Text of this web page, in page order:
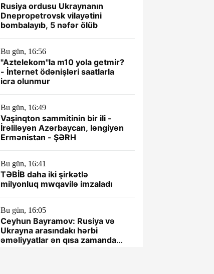
Rusiya ordusu Ukraynanın
Dnepropetrovsk vilayətini
bombalayıb, 5 nəfər ölüb
Bu gün, 16:56
"Aztelekom"la m10 yola getmir?
- İnternet ödənişləri saatlarla
icra olunmur
Bu gün, 16:49
Vaşinqton sammitinin bir ili -
İrəliləyən Azərbaycan, ləngiyən
Ermənistan - ŞƏRH
Bu gün, 16:41
TƏBİB daha iki şirkətlə
milyonluq mwqavilə imzaladı
Bu gün, 16:05
Ceyhun Bayramov: Rusiya və
Ukrayna arasındakı hərbi
əməliyyatlar ən qısa zamanda